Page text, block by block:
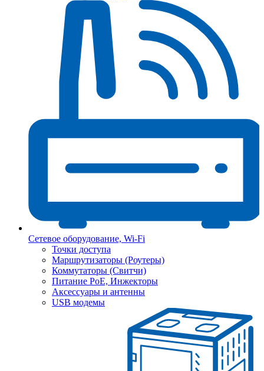
Сетевое оборудование, Wi-Fi
Точки доступа
Маршрутизаторы (Роутеры)
Коммутаторы (Свитчи)
Питание PoE, Инжекторы
Аксессуары и антенны
USB модемы